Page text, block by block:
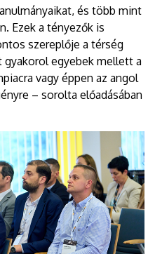
és több mint
Ezek a tényezők is
szereplője a térség
gyakorol egyebek mellett a
vagy éppen az angol
– sorolta előadásában